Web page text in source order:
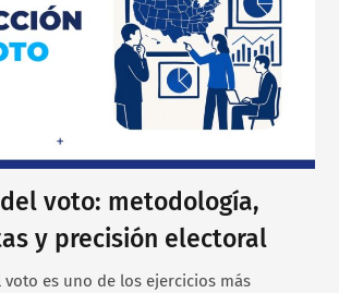
voto: metodología,
y precisión electoral
es uno de los ejercicios más